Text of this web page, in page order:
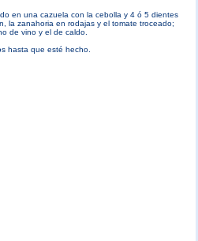
en una cazuela con la cebolla y 4 ó 5 dientes
la zanahoria en rodajas y el tomate troceado;
de vino y el de caldo.
hasta que esté hecho.